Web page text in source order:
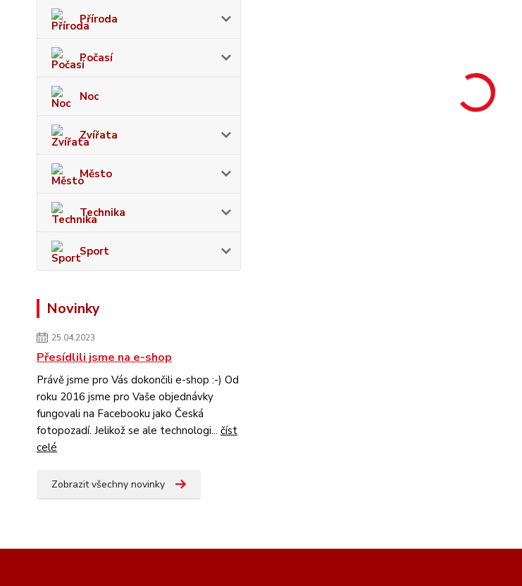
Příroda
Počasí
Noc
Zvířata
Město
Technika
Sport
Novinky
25.04.2023
Přesídlili jsme na e-shop
Právě jsme pro Vás dokončili e-shop :-) Od
roku 2016 jsme pro Vaše objednávky
fungovali na Facebooku jako Česká
fotopozadí. Jelikož se ale technologi... číst
celé
Zobrazit všechny novinky